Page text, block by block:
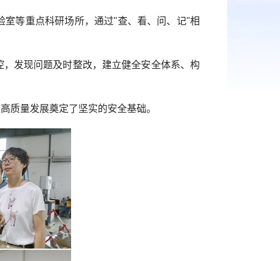
等重点科研场所，通过"查、看、问、记"相
发现问题及时整改，建立健全安全体系、构
质量发展奠定了坚实的安全基础。